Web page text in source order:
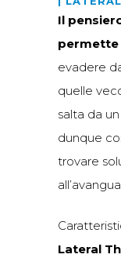
Il
permette
evadere
quelle
salta da
dunque
trovare
Lateral